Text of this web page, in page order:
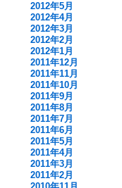
2012年5月
2012年4月
2012年3月
2012年2月
2012年1月
2011年12月
2011年11月
2011年10月
2011年9月
2011年8月
2011年7月
2011年6月
2011年5月
2011年4月
2011年3月
2011年2月